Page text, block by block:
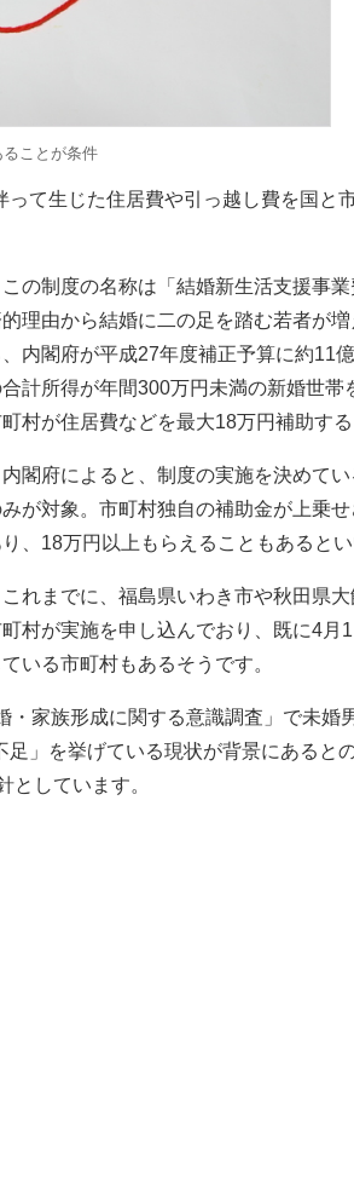
ことが条件
て生じた住居費や引っ越し費を国と
の制度の名称は「結婚新生活支援事業
理由から結婚に二の足を踏む若者が
、内閣府が平成27年度補正予算に約11
計所得が年間300万円未満の新婚世帯
村が住居費などを最大18万円補助する
閣府によると、制度の実施を決めてい
が対象。市町村独自の補助金が上乗
、18万円以上もらえることもあるとい
れまでに、福島県いわき市や秋田県
村が実施を申し込んでおり、既に4月
ている市町村もあるそうです。
家族形成に関する意識調査」で未婚
」を挙げている現状が背景にあると
としています。